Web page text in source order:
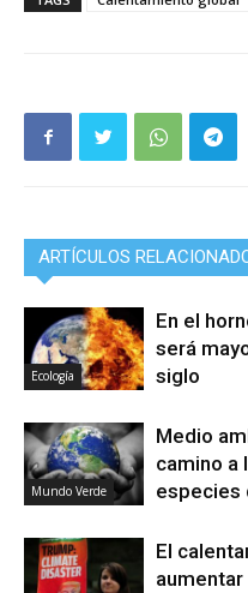
ARTÍCULOS
Ecología
En el
será
siglo
Mundo Verde
Medio
camino a
especies
El